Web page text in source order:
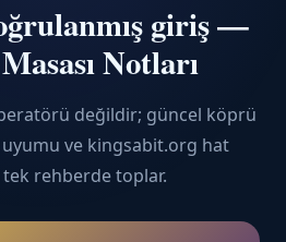
giriş —
Notları
değildir; güncel köprü
ve kingsabit.org hat
tek rehberde toplar.